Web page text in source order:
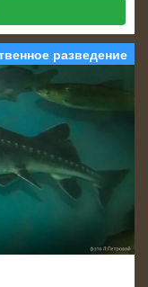
разведение